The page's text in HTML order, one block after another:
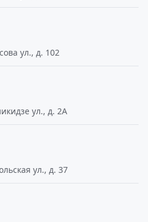
ул., д. 102
ул., д. 2А
ул., д. 37